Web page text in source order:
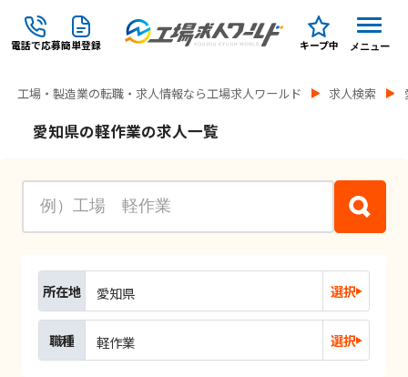
電話で応募簡単登録 キープ中 メニュー
工場・製造業の転職・求人情報なら工場求人ワールド 求人検索
愛知県の軽作業の求人一覧
所在地 愛知県 選択
職種 軽作業 選択